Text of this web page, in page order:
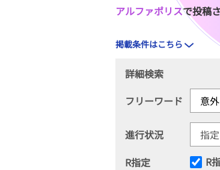
アルファポリスで投稿
掲載条件はこちら
詳細検索
フリーワード
進行状況
R指定
R